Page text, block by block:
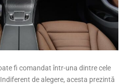
fi comandat într-una dintre cele
de alegere, acesta prezintă